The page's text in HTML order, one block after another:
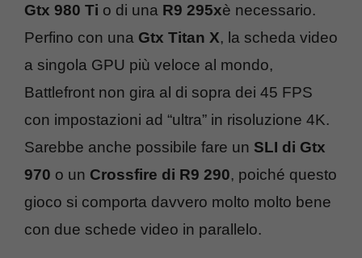
Gtx 980 Ti o di una R9 295xè necessario.
Perfino con una Gtx Titan X, la scheda video
a singola GPU più veloce al mondo,
Battlefront non gira al di sopra dei 45 FPS
con impostazioni ad “ultra” in risoluzione 4K.
Sarebbe anche possibile fare un SLI di Gtx
970 o un Crossfire di R9 290, poiché questo
gioco si comporta davvero molto molto bene
con due schede video in parallelo.